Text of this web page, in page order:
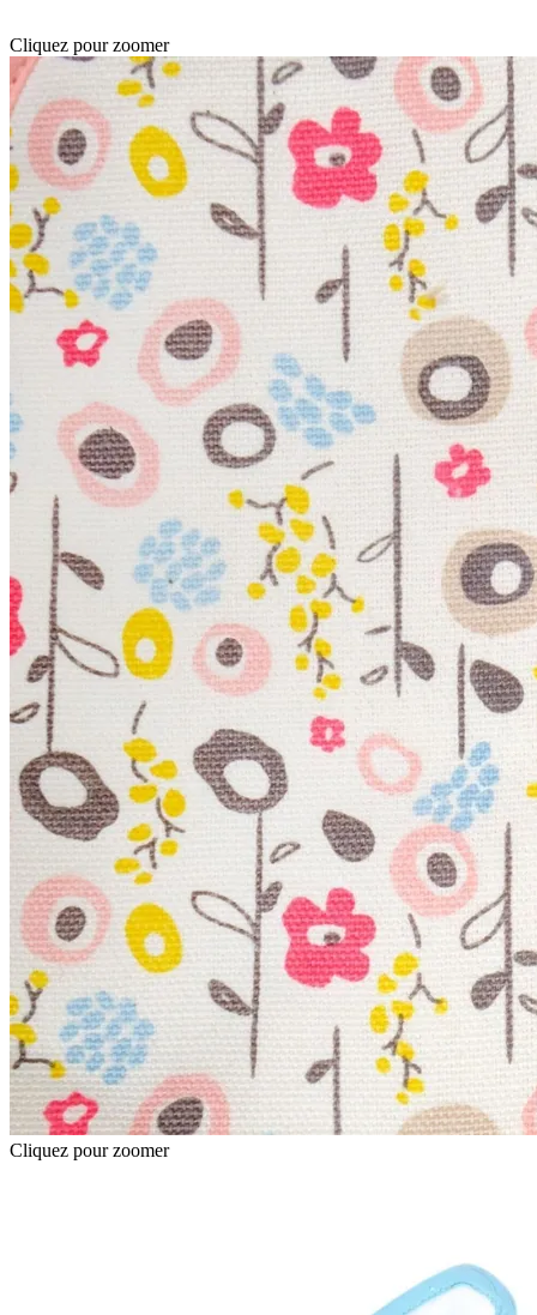
Cliquez pour zoomer
Cliquez pour zoomer